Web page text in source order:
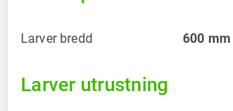
Larver bredd 600 mm
Larver utrustning